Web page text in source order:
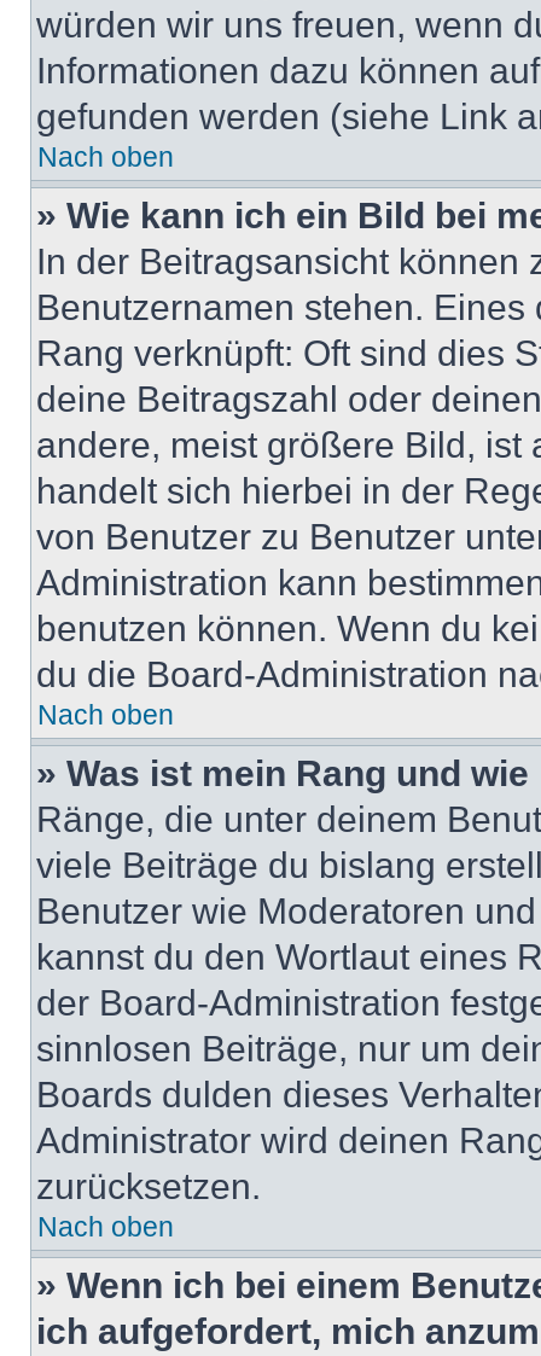
würden wir uns freuen, wenn
Informationen dazu können
gefunden werden (siehe Link
Nach oben
» Wie kann ich ein Bild bei
In der Beitragsansicht können
Benutzernamen stehen.
Rang verknüpft: Oft sind dies
deine Beitragszahl oder
andere, meist größere Bild, ist
handelt sich hierbei in der
von Benutzer zu Benutzer
Administration kann
benutzen können. Wenn du
du die Board-Administration
Nach oben
» Was ist mein Rang und
Ränge, die unter deinem
viele Beiträge du bislang
Benutzer wie Moderatoren
kannst du den Wortlaut eines
der Board-Administration
sinnlosen Beiträge, nur um
Boards dulden dieses
Administrator wird deinen
zurücksetzen.
Nach oben
» Wenn ich bei einem
ich aufgefordert, mich